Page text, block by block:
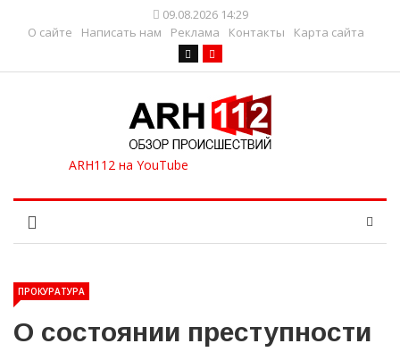
09.08.2026 14:29
О сайте
Написать нам Реклама Контакты Карта сайта
ПРОКУРАТУРА
О состоянии преступности